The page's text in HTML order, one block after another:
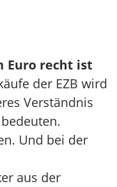
Euro recht ist
der EZB wird
Verständnis
Und bei der
aus der